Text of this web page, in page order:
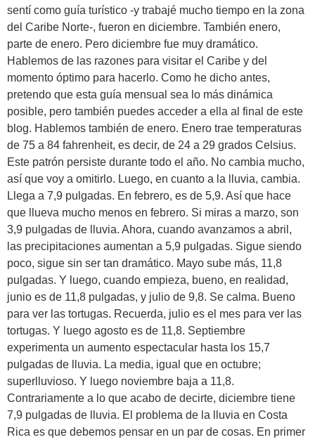
sentí como guía turístico -y trabajé mucho tiempo en la zona
del Caribe Norte-, fueron en diciembre. También enero,
parte de enero. Pero diciembre fue muy dramático.
Hablemos de las razones para visitar el Caribe y del
momento óptimo para hacerlo. Como he dicho antes,
pretendo que esta guía mensual sea lo más dinámica
posible, pero también puedes acceder a ella al final de este
blog. Hablemos también de enero. Enero trae temperaturas
de 75 a 84 fahrenheit, es decir, de 24 a 29 grados Celsius.
Este patrón persiste durante todo el año. No cambia mucho,
así que voy a omitirlo. Luego, en cuanto a la lluvia, cambia.
Llega a 7,9 pulgadas. En febrero, es de 5,9. Así que hace
que llueva mucho menos en febrero. Si miras a marzo, son
3,9 pulgadas de lluvia. Ahora, cuando avanzamos a abril,
las precipitaciones aumentan a 5,9 pulgadas. Sigue siendo
poco, sigue sin ser tan dramático. Mayo sube más, 11,8
pulgadas. Y luego, cuando empieza, bueno, en realidad,
junio es de 11,8 pulgadas, y julio de 9,8. Se calma. Bueno
para ver las tortugas. Recuerda, julio es el mes para ver las
tortugas. Y luego agosto es de 11,8. Septiembre
experimenta un aumento espectacular hasta los 15,7
pulgadas de lluvia. La media, igual que en octubre;
superlluvioso. Y luego noviembre baja a 11,8.
Contrariamente a lo que acabo de decirte, diciembre tiene
7,9 pulgadas de lluvia. El problema de la lluvia en Costa
Rica es que debemos pensar en un par de cosas. En primer